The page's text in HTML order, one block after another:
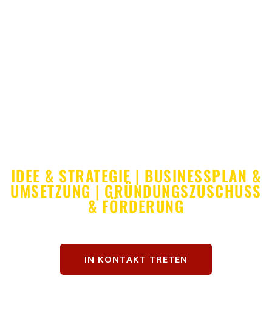
IDEE & STRATEGIE | BUSINESSPLAN &
UMSETZUNG | GRÜNDUNGSZUSCHUSS
& FÖRDERUNG
IN KONTAKT TRETEN